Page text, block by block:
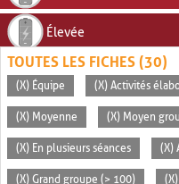
Élevée
TOUTES LES FICHES (30)
(X) Équipe (X) Activités
(X) Moyenne (X) Moyen
(X) En plusieurs séances (X)
(X) Grand groupe (> 100)